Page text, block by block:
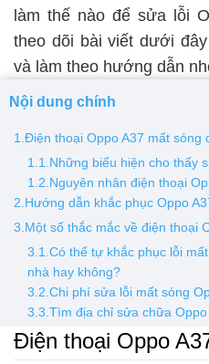
Pin iPhone Pin
Pin Realme
Vỏ Huawei Vỏ
làm thế nào để sửa lỗi
theo dõi bài viết dưới
và làm theo hướng dẫn
Nội dung chính
1.Điện thoại Oppo A37 mất sóng
1.1.Những biểu hiện cho thấy
1.2.Nguyên nhân điện thoại
2.Hướng dẫn khắc phục Oppo
3.Một số thắc mắc về điện thoại
3.1.Có thể tự khắc phục lỗi
nhà hay không?
3.2.Chi phí sửa lỗi mất sóng
3.3.Tìm địa chỉ sửa chữa
Điện thoại Oppo